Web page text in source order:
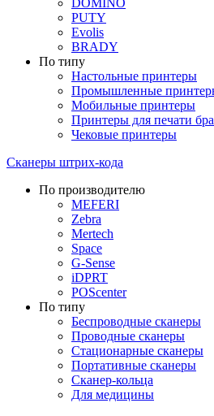
DOMINO
PUTY
Evolis
BRADY
По типу
Настольные принтеры
Промышленные
Мобильные принтеры
Принтеры для печати
Чековые принтеры
Сканеры штрих-кода
По производителю
MEFERI
Zebra
Mertech
Space
G-Sense
iDPRT
POScenter
По типу
Беспроводные сканеры
Проводные сканеры
Стационарные сканеры
Портативные сканеры
Сканер-кольца
Для медицины